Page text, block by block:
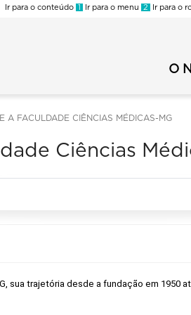
Ir para o conteúdo 1 Ir para o menu 2 Ir para o
2023
2023
-
O
A FACULDADE CIÊNCIAS MÉDICAS-MG
Ciências
sua trajetória desde a fundação em 1950